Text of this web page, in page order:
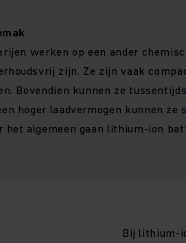
werken op een ander
zijn. Ze zijn vaak
Bovendien kunnen ze
hoger laadvermogen kunnen
het algemeen gaan lithium-ion
Bij lithium-